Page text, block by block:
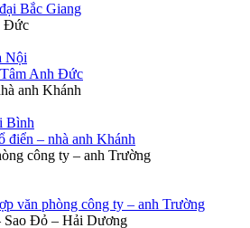
Bắc Giang
Nội
Anh Đức
Bình
điển – nhà anh Khánh
văn phòng công ty – anh Trường